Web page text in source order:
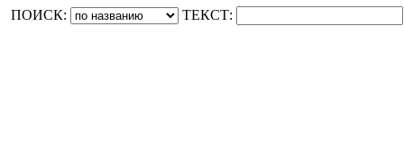
ПОИСК: ТЕКСТ: